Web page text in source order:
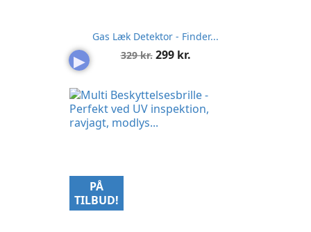
▶
Gas Læk Detektor - Finder...
Normalpris
329 kr. Pris
299 kr.
PÅ
TILBUD!